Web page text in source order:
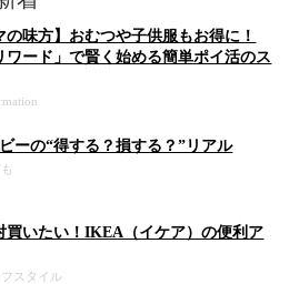
の味方】おむつや子供服もお得に！
ワード」で賢く始める簡単ポイ活のス
ーの“得する？損する？”リアル
買いたい！IKEA（イケア）の便利ア
スタイル